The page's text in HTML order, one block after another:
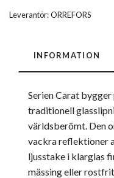
Leverantör:ORREFORS
INFORMATION
Serien Carat
traditionell
världsberömt. Den
vackra reflektioner
ljusstake i klarglas
mässing eller